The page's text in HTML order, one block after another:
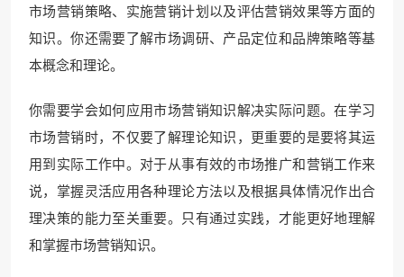
市场营销策略、实施营销计划以及评估营销效果等方面的
知识。你还需要了解市场调研、产品定位和品牌策略等基
本概念和理论。
你需要学会如何应用市场营销知识解决实际问题。在学习
市场营销时，不仅要了解理论知识，更重要的是要将其运
用到实际工作中。对于从事有效的市场推广和营销工作来
说，掌握灵活应用各种理论方法以及根据具体情况作出合
理决策的能力至关重要。只有通过实践，才能更好地理解
和掌握市场营销知识。